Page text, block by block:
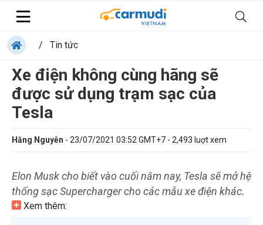
/ Tin tức
Xe điện không cùng hãng sẽ
được sử dụng trạm sạc của
Tesla
Hằng Nguyễn - 23/07/2021 03:52 GMT+7 - 2,493 luợt xem
Elon Musk cho biết vào cuối năm nay, Tesla sẽ mở hệ
thống sạc Supercharger cho các mẫu xe điện khác.
Xem thêm: